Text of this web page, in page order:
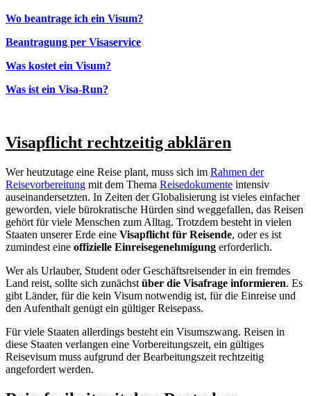
Wo beantrage ich ein Visum?
Beantragung per Visaservice
Was kostet ein Visum?
Was ist ein Visa-Run?
Visapflicht rechtzeitig abklären
Wer heutzutage eine Reise plant, muss sich im Rahmen der
Reisevorbereitung mit dem Thema Reisedokumente intensiv
auseinandersetzten. In Zeiten der Globalisierung ist vieles einfacher
geworden, viele bürokratische Hürden sind weggefallen, das Reisen
gehört für viele Menschen zum Alltag. Trotzdem besteht in vielen
Staaten unserer Erde eine Visapflicht für Reisende, oder es ist
zumindest eine offizielle Einreisegenehmigung erforderlich.
Wer als Urlauber, Student oder Geschäftsreisender in ein fremdes
Land reist, sollte sich zunächst über die Visafrage informieren. Es
gibt Länder, für die kein Visum notwendig ist, für die Einreise und
den Aufenthalt genügt ein gültiger Reisepass.
Für viele Staaten allerdings besteht ein Visumszwang. Reisen in
diese Staaten verlangen eine Vorbereitungszeit, ein gültiges
Reisevisum muss aufgrund der Bearbeitungszeit rechtzeitig
angefordert werden.